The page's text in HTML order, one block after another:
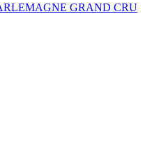
GRAND CRU